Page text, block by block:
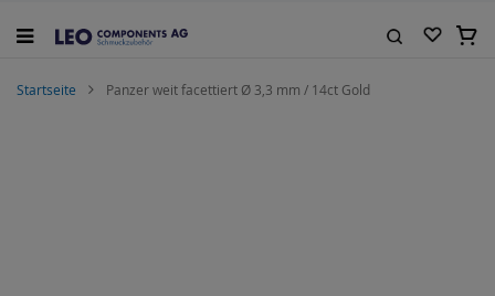
Inhalt
Startseite Panzer weit facettiert Ø 3,3 mm / 14ct Gold